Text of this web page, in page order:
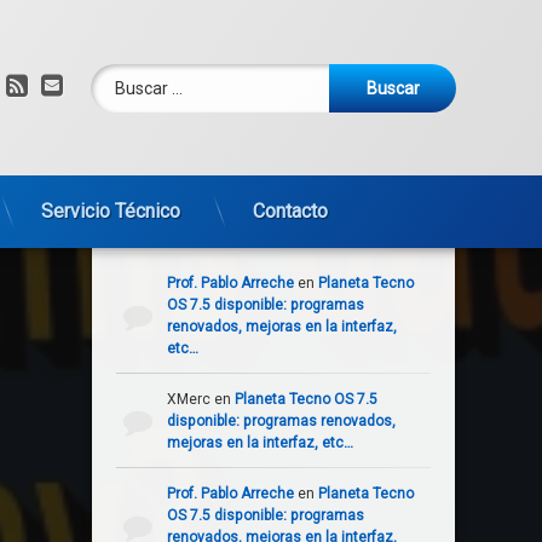
RSSCorreo electrónico
Buscar:
Servicio Técnico Contacto
habeas data – derecho al olvido
Comentarios recientes
Prof. Pablo Arrecheen Planeta Tecno
OS 7.5 disponible: programas
renovados, mejoras en la interfaz,
etc…
XMercen Planeta Tecno OS 7.5
disponible: programas renovados,
mejoras en la interfaz, etc…
Prof. Pablo Arrecheen Planeta Tecno
OS 7.5 disponible: programas
renovados, mejoras en la interfaz,